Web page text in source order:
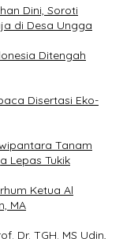
Dini, Soroti
di Desa Ungga
Ditengah
Disertasi Eko-
Tanam
Lepas Tukik
Ketua Al
MA
Dr. TGH. MS Udin,